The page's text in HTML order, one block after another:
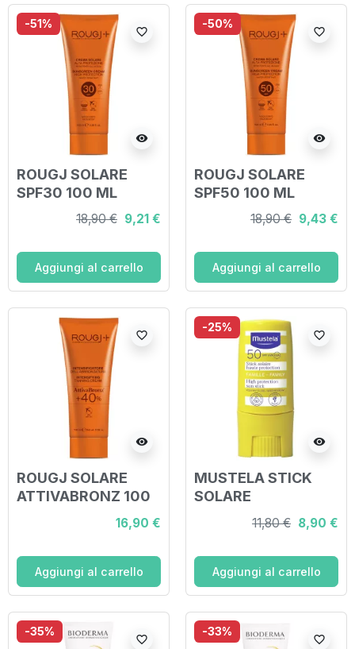
-51%
visibility
favorite_border
ROUGJ SOLARE
SPF30 100 ML
18,90 € 9,21 €
Aggiungi al carrello
-50%
visibility
favorite_border
ROUGJ SOLARE
SPF50 100 ML
18,90 € 9,43 €
Aggiungi al carrello
visibility
favorite_border
ROUGJ SOLARE
ATTIVABRONZ 100
16,90 €
Aggiungi al carrello
-25%
visibility
favorite_border
MUSTELA STICK
SOLARE
PROTEZIONE
MOLTO ALTA SPF50
11,80 € 8,90 €
Aggiungi al carrello
-35%
favorite_border
-33%
favorite_border